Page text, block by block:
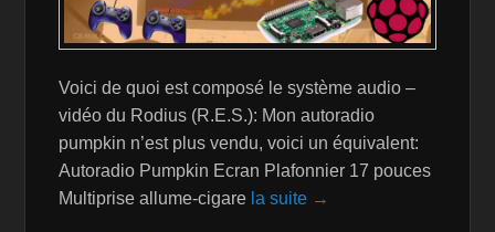
Voici de quoi est composé le système audio –
vidéo du Rodius (R.E.S.): Mon autoradio
pumpkin n’est plus vendu, voici un équivalent:
Autoradio Pumpkin Ecran Plafonnier 17 pouces
Multiprise allume-cigare la suite →